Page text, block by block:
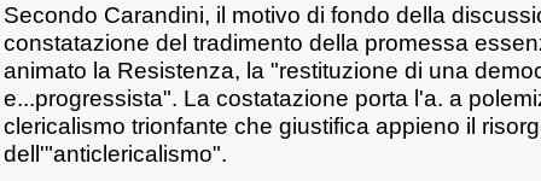
Secondo Carandini, il motivo di fondo della
constatazione del tradimento della promessa
animato la Resistenza, la "restituzione di una
e...progressista". La costatazione porta l'a. a
clericalismo trionfante che giustifica appieno il
dell'"anticlericalismo".